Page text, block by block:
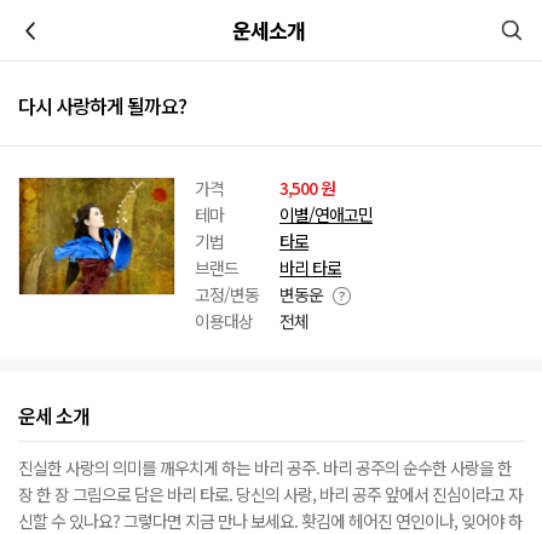
운세소개
다시 사랑하게 될까요?
가격
3,500 원
테마
이별/연애고민
기법
타로
브랜드
바리 타로
고정/변동
변동운
이용대상
전체
운세 소개
진실한 사랑의 의미를 깨우치게 하는 바리 공주. 바리 공주의 순수한 사랑을 한
장 한 장 그림으로 담은 바리 타로. 당신의 사랑, 바리 공주 앞에서 진심이라고 자
신할 수 있나요? 그렇다면 지금 만나 보세요. 홧김에 헤어진 연인이나, 잊어야 하